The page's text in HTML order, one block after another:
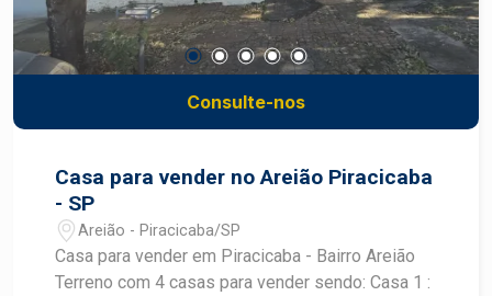
Consulte-nos
Casa para vender no Areião Piracicaba
- SP
Areião - Piracicaba/SP
Casa para vender em Piracicaba - Bairro Areião
Terreno com 4 casas para vender sendo: Casa 1 :